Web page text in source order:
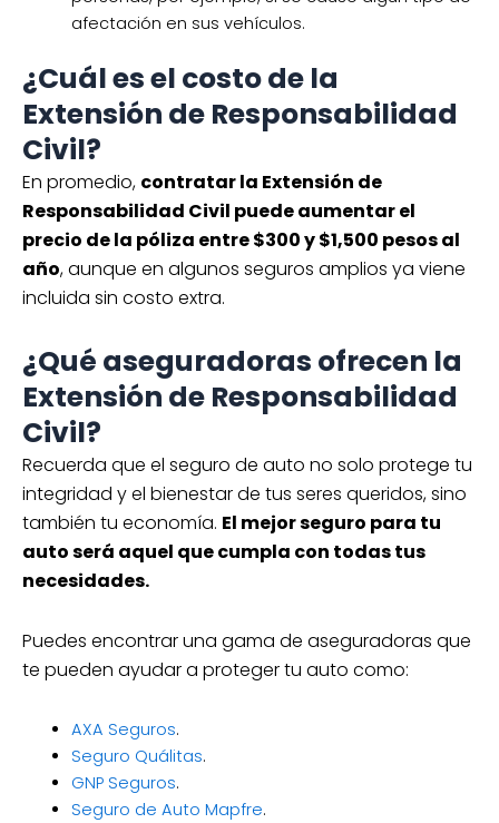
afectación en sus vehículos.
¿Cuál es el costo de la
Extensión de Responsabilidad
Civil?
En promedio, contratar la Extensión de
Responsabilidad Civil puede aumentar el
precio de la póliza entre $300 y $1,500 pesos al
año, aunque en algunos seguros amplios ya viene
incluida sin costo extra.
¿Qué aseguradoras ofrecen la
Extensión de Responsabilidad
Civil?
Recuerda que el seguro de auto no solo protege tu
integridad y el bienestar de tus seres queridos, sino
también tu economía. El mejor seguro para tu
auto será aquel que cumpla con todas tus
necesidades.
Puedes encontrar una gama de aseguradoras que
te pueden ayudar a proteger tu auto como:
AXA Seguros.
Seguro Quálitas.
GNP Seguros.
Seguro de Auto Mapfre.